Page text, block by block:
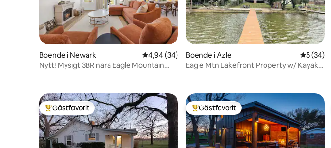
Boende i Newark 4,94 av 5 i genomsnittligt betyg, 34 omdömen
4,94 (34)
Nytt! Mysigt 3BR nära Eagle Mountain
Boende i Azle 5 av 5 i
5 (34)
Eagle Mtn Lakefront Property w/ Kayaks
Populär gästfavorit
Gästfavorit Populär gästfavorit
Gästfavorit